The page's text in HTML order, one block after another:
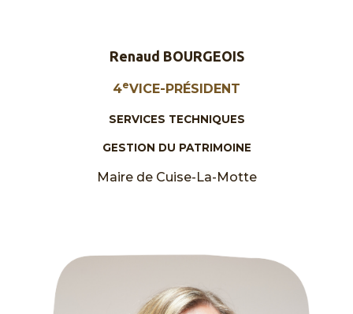
Renaud BOURGEOIS
4eVICE-PRÉSIDENT
SERVICES TECHNIQUES
GESTION DU PATRIMOINE
Maire de Cuise-La-Motte